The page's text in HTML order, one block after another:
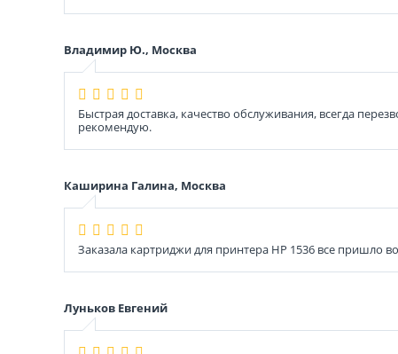
Владимир Ю., Москва
Быстрая доставка, качество обслуживания, всегда
рекомендую.
Каширина Галина, Москва
Заказала картриджи для принтера HP 1536 все пришло
Луньков Евгений